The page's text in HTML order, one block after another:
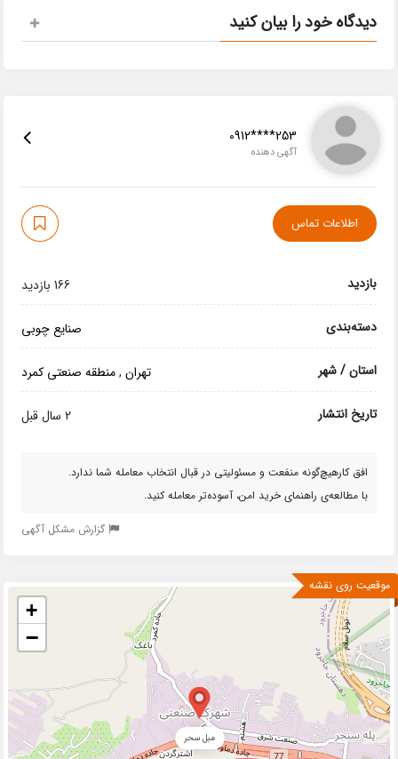
دیدگاه خود را بیان کنید
0912****253
آگهی دهنده
اطلاعات تماس
بازدید 166 بازدید
دسته‌بندی صنایع چوبی
استان / شهر تهران,منطقه صنعتی کمرد
تاریخ انتشار 2 سال قبل
افق کارهیچ‌گونه منفعت و مسئولیتی در قبال انتخاب معامله شما ندارد.
با مطالعه‌ی راهنمای خرید امن، آسوده‌تر معامله کنید.
گزارش مشکل آگهی
موقعیت روی نقشه
مبل سحر
+
−